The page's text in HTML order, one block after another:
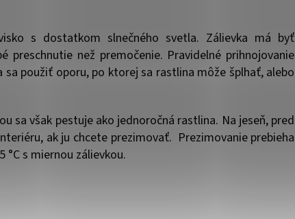
s dostatkom slnečného svetla. Zálievka má byť
preschnutie než premočenie. Pravidelné prihnojovanie
použiť oporu, po ktorej sa rastlina môže šplhať, alebo
sa však pestuje ako jednoročná rastlina. Na jeseň, pred
ak ju chcete prezimovať. Prezimovanie prebieha
s miernou zálievkou.